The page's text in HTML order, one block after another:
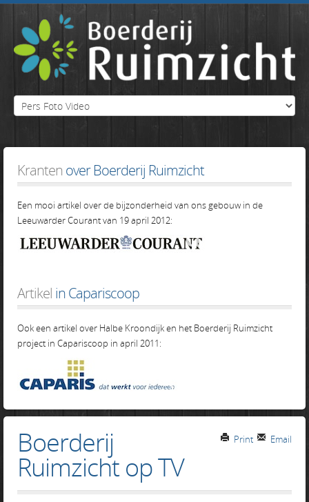
Kranten over Boerderij Ruimzicht
Een mooi artikel over de bijzonderheid van ons gebouw in de
Leeuwarder Courant van 19 april 2012:
Artikel in Capariscoop
Ook een artikel over Halbe Kroondijk en het Boerderij Ruimzicht
project in Capariscoop in april 2011:
Email
Print
Boerderij
Ruimzicht op TV